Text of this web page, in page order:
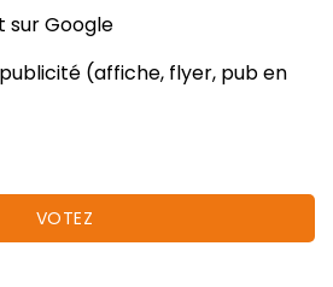
sur Google
(affiche, flyer, pub en
VOTEZ